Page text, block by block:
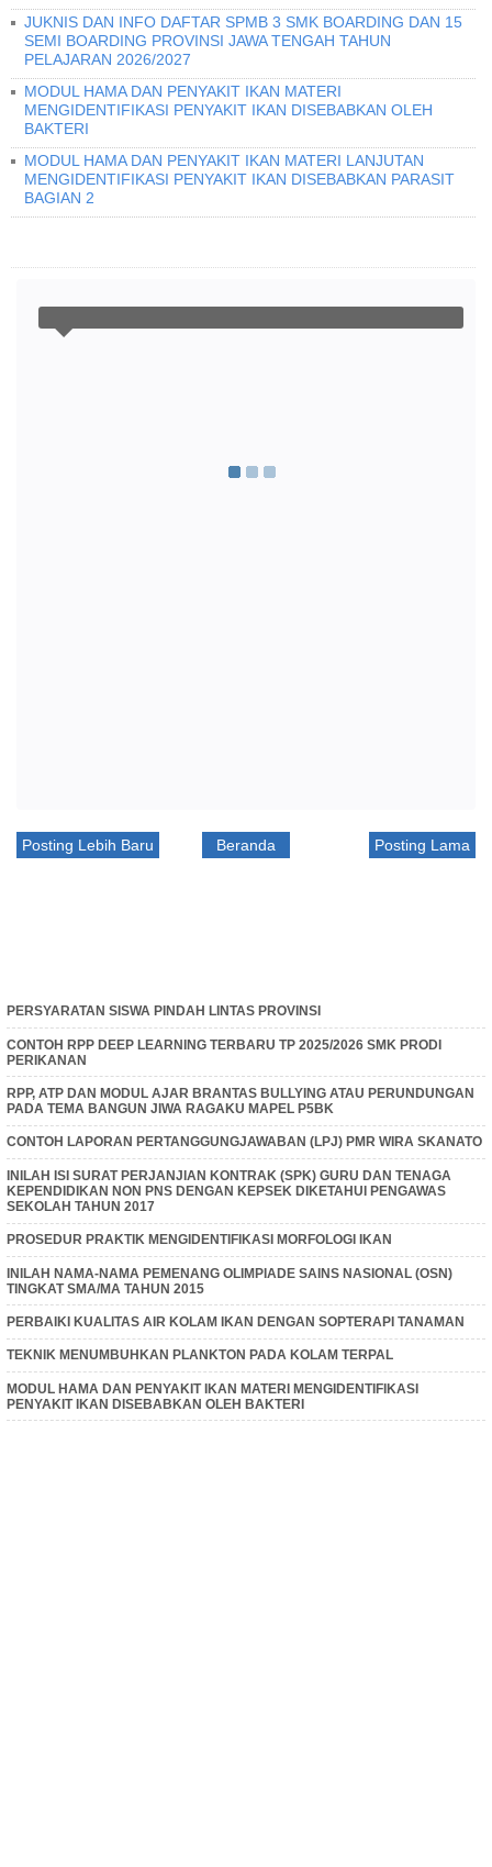
JUKNIS DAN INFO DAFTAR SPMB 3 SMK BOARDING DAN 15
SEMI BOARDING PROVINSI JAWA TENGAH TAHUN
PELAJARAN 2026/2027
MODUL HAMA DAN PENYAKIT IKAN MATERI
MENGIDENTIFIKASI PENYAKIT IKAN DISEBABKAN OLEH
BAKTERI
MODUL HAMA DAN PENYAKIT IKAN MATERI LANJUTAN
MENGIDENTIFIKASI PENYAKIT IKAN DISEBABKAN PARASIT
BAGIAN 2
Posting Lebih Baru Posting Lama
Beranda
PERSYARATAN SISWA PINDAH LINTAS PROVINSI
CONTOH RPP DEEP LEARNING TERBARU TP 2025/2026 SMK PRODI
PERIKANAN
RPP, ATP DAN MODUL AJAR BRANTAS BULLYING ATAU PERUNDUNGAN
PADA TEMA BANGUN JIWA RAGAKU MAPEL P5BK
CONTOH LAPORAN PERTANGGUNGJAWABAN (LPJ) PMR WIRA SKANATO
INILAH ISI SURAT PERJANJIAN KONTRAK (SPK) GURU DAN TENAGA
KEPENDIDIKAN NON PNS DENGAN KEPSEK DIKETAHUI PENGAWAS
SEKOLAH TAHUN 2017
PROSEDUR PRAKTIK MENGIDENTIFIKASI MORFOLOGI IKAN
INILAH NAMA-NAMA PEMENANG OLIMPIADE SAINS NASIONAL (OSN)
TINGKAT SMA/MA TAHUN 2015
PERBAIKI KUALITAS AIR KOLAM IKAN DENGAN SOPTERAPI TANAMAN
TEKNIK MENUMBUHKAN PLANKTON PADA KOLAM TERPAL
MODUL HAMA DAN PENYAKIT IKAN MATERI MENGIDENTIFIKASI
PENYAKIT IKAN DISEBABKAN OLEH BAKTERI